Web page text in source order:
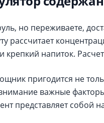
но переживаете,
рассчитает
крепкий напиток.
пригодится не
важные
представляет собой